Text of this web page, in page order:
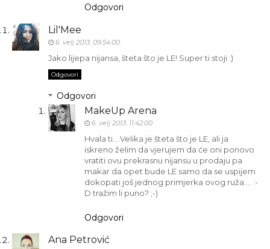
Odgovori
Lil'Mee
6. velj 2013. 09:54:00
Jako lijepa nijansa, šteta što je LE! Super ti stoji :)
Odgovori
Odgovori
MakeUp Arena
6. velj 2013. 11:42:00
Hvala ti....Velika je šteta što je LE, ali ja
iskreno želim da vjerujem da će oni ponovo
vratiti ovu prekrasnu nijansu u prodaju pa
makar da opet bude LE samo da se uspijem
dokopati još jednog primjerka ovog ruža.... :-
D tražim li puno? ;-)
Odgovori
Ana Petrović